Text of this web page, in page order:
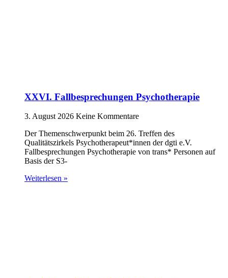
XXVI. Fallbesprechungen Psychotherapie
3. August 2026 Keine Kommentare
Der Themenschwerpunkt beim 26. Treffen des
Qualitätszirkels Psychotherapeut*innen der dgti e.V.
Fallbesprechungen Psychotherapie von trans* Personen auf
Basis der S3-
Weiterlesen »